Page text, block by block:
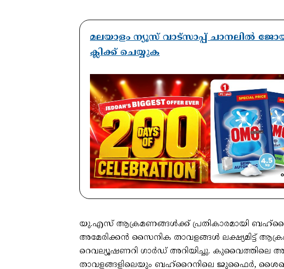
മലയാളം ന്യൂസ് വാട്സാപ്പ് ചാനലിൽ
ക്ലിക്ക് ചെയ്യുക
യു.എസ് ആക്രമണങ്ങള്‍ക്ക് പ്രതികാരമായി
അമേരിക്കന്‍ സൈനിക താവളങ്ങള്‍ ലക്ഷ്യമിട്ട്
റെവല്യൂഷണറി ഗാര്‍ഡ് അറിയിച്ചു. കുവൈത്തിലെ
താവളങ്ങളിലെയും ബഹ്റൈനിലെ ജുഫൈര്‍, ശൈഖ്